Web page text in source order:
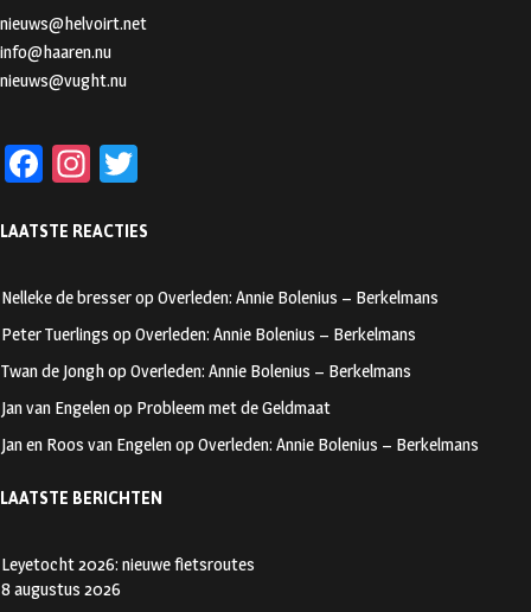
nieuws@helvoirt.net
info@haaren.nu
nieuws@vught.nu
Fa
b
oo
k
In
ag
m
tt
LAATSTE REACTIES
Nelleke de bresserop Overleden: Annie Bolenius – Berkelmans
Peter Tuerlings op Overleden: Annie Bolenius – Berkelmans
Twan de Jonghop Overleden: Annie Bolenius – Berkelmans
Jan van Engelenop Probleem met de Geldmaat
Jan en Roos van Engelenop Overleden: Annie Bolenius – Berkelmans
LAATSTE BERICHTEN
Leyetocht 2026: nieuwe fietsroutes
8 augustus 2026